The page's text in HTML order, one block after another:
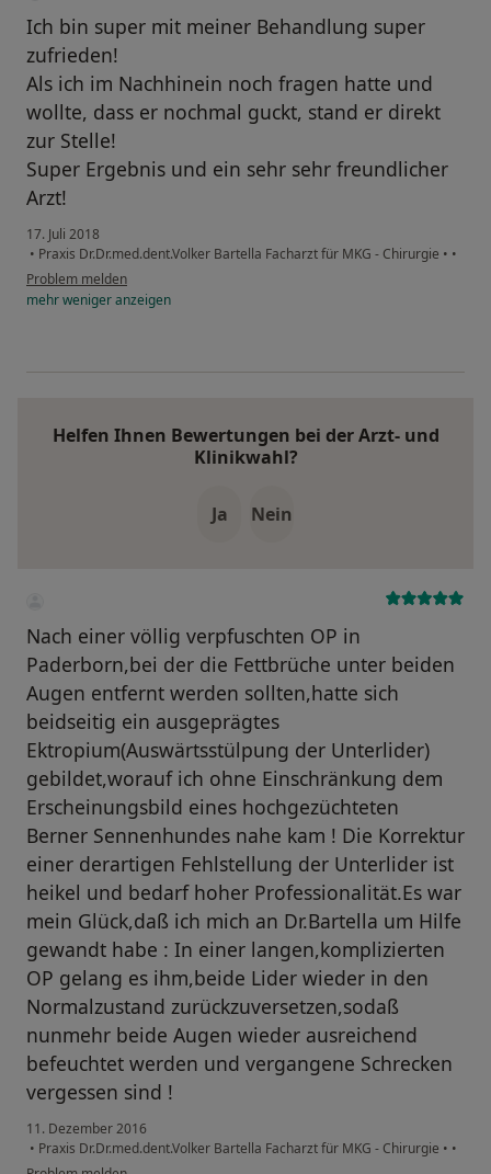
Ich bin super mit meiner Behandlung super
zufrieden!
Als ich im Nachhinein noch fragen hatte und
wollte, dass er nochmal guckt, stand er direkt
zur Stelle!
Super Ergebnis und ein sehr sehr freundlicher
Arzt!
17. Juli 2018
• Praxis Dr.Dr.med.dent.Volker Bartella Facharzt für MKG - Chirurgie • •
Problem melden
mehrwenigeranzeigen
Helfen Ihnen Bewertungen bei der Arzt- und
Klinikwahl?
Ja Nein
Nach einer völlig verpfuschten OP in
Paderborn,bei der die Fettbrüche unter beiden
Augen entfernt werden sollten,hatte sich
beidseitig ein ausgeprägtes
Ektropium(Auswärtsstülpung der Unterlider)
gebildet,worauf ich ohne Einschränkung dem
Erscheinungsbild eines hochgezüchteten
Berner Sennenhundes nahe kam ! Die Korrektur
einer derartigen Fehlstellung der Unterlider ist
heikel und bedarf hoher Professionalität.Es war
mein Glück,daß ich mich an Dr.Bartella um Hilfe
gewandt habe : In einer langen,komplizierten
OP gelang es ihm,beide Lider wieder in den
Normalzustand zurückzuversetzen,sodaß
nunmehr beide Augen wieder ausreichend
befeuchtet werden und vergangene Schrecken
vergessen sind !
11. Dezember 2016
• Praxis Dr.Dr.med.dent.Volker Bartella Facharzt für MKG - Chirurgie • •